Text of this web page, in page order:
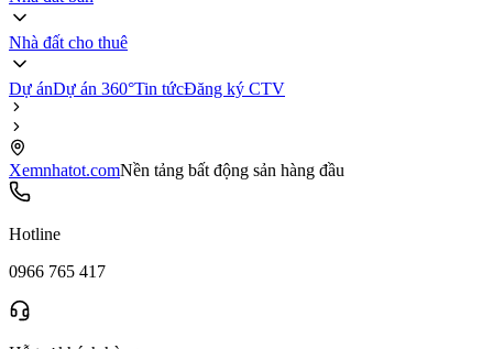
Nhà đất cho thuê
Dự ánDự án 360°Tin tứcĐăng ký CTV
Xemnhatot.comNền tảng bất động sản hàng đầu
Hotline
0966 765 417